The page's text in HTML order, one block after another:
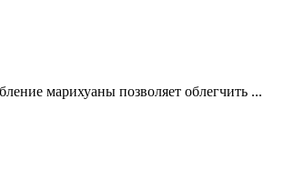
марихуаны позволяет облегчить ...